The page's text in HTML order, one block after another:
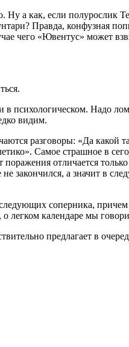
а как, если полурослик
Правда, конфузная
чего «Ювентус» может
в психологическом. Надо
видим.
разговоры: «Да какой
Самое страшное в
поражения отличается
закончился, а значит в
соперника, причем
легком календаре мы
предлагает в